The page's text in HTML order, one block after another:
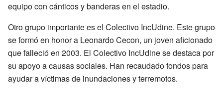
equipo con cánticos y banderas en el estadio.
Otro grupo importante es el Colectivo IncUdine. Este grupo
se formó en honor a Leonardo Cecon, un joven aficionado
que falleció en 2003. El Colectivo IncUdine se destaca por
su apoyo a causas sociales. Han recaudado fondos para
ayudar a víctimas de inundaciones y terremotos.